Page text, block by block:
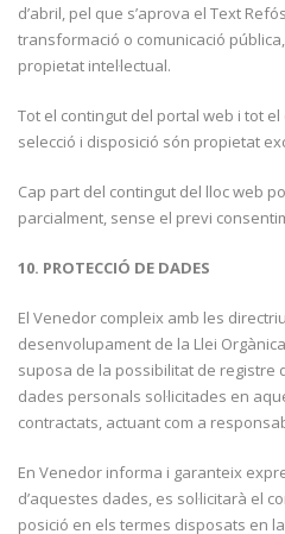
d’abril, pel que s’aprova el Text
transformació o comunicació
propietat intel·lectual.
Tot el contingut del portal web i tot
selecció i disposició són propietat
Cap part del contingut del lloc web
parcialment, sense el previ
10. PROTECCIÓ DE DADES
El Venedor compleix amb les
desenvolupament de la Llei
suposa de la possibilitat de registre
dades personals sol·licitades en
contractats, actuant com a
En Venedor informa i garanteix
d’aquestes dades, es sol·licitarà el
posició en els termes disposats en